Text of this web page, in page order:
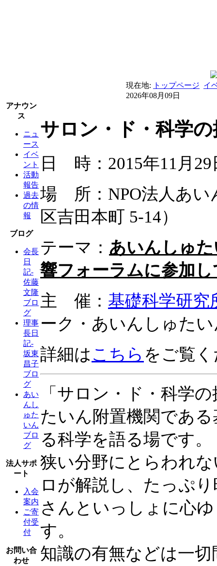
現在地: トップページ イ
2026年08月09日
アナウン
ス
ニュ
ース
イベ
ント
活動
報告
過去
の情
報
ブログ
会長
日
記-
佐藤
文隆
ブロ
グ
理事
長日
記-
坂東
昌子
ブロ
グ
あい
んし
ゅた
いん
ブロ
グ
法人サポ
ート
入会
案内
ご寄
付受
付
お問い合
わせ
サロン・ド・科学の
日 時：2015年11月
場 所：NPO法人あい
区吉田本町 5-14）
テーマ： あいんしゅ
響フォーラムに参加し
主 催： 基礎科学研究
ーク・あいんしゅた
詳細はこちら をご覧
「サロン・ド・科学
たいん附置機関であ
る科学を語る場です。
狭い分野にとらわれ
ロが解説し、たっぷ
さんといっしょに心
す。
知識の有無などは一